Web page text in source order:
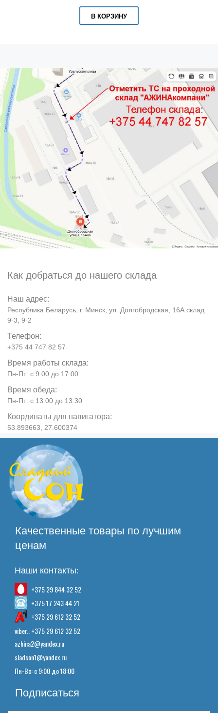
В КОРЗИНУ
Как добраться до нашего склада
Наш адрес:
Республика Беларусь, г. Минск, ул. Долгобродская, 16А склад
9-3, 9-2
Телефон:
+375 44 747 82 57
Время работы склада:
Пн-Пт: с 9:00 до 17:00
Время обеда:
Пн-Пт: с 13:00 до 13:30
Координаты для навигатора:
53.893663, 27.600374
Качественные товары по лучшим
ценам
Наши контакты:
+375 29 844 32 52
+375 17 243 44 21
+375 29 612 32 52
viber.. +375 29 612 32 52
azhina2@yandex.ru
sladson1@yandex.ru
Пн-Вс: с 9:00 до 18:00
Подписаться